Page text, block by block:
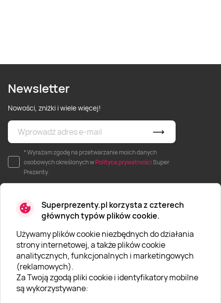
Superprezenty.pl korzysta z czterech
głównych typów plików cookie.
Używamy plików cookie niezbędnych do działania
strony internetowej, a także plików cookie
analitycznych, funkcjonalnych i marketingowych
(reklamowych).
Za Twoją zgodą pliki cookie i identyfikatory mobilne
są wykorzystywane:
Newsletter
Nowości, zniżki i wiele więcej!
* Wyrażam zgodę na przetwarzanie moich danych
osobowych określonych wPolityce prywatnościSuper
Prezenty.
O SUPERPREZENTY
O nas
Aktualności
Kariera w Super Prezentach